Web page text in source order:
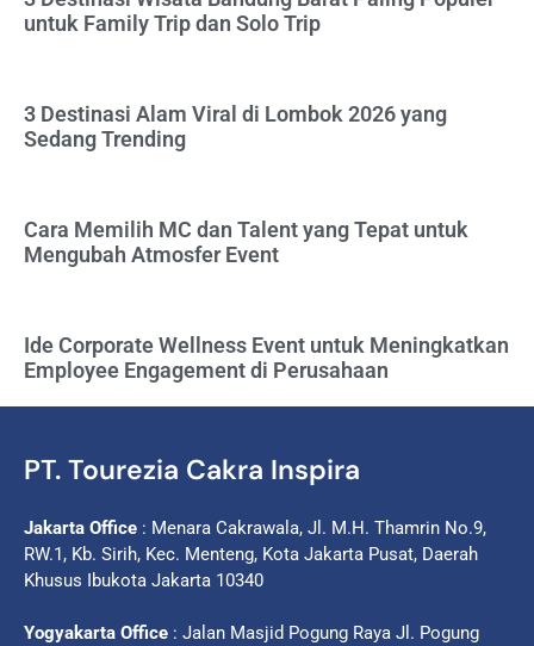
untuk Family Trip dan Solo Trip
3 Destinasi Alam Viral di Lombok 2026 yang
Sedang Trending
Cara Memilih MC dan Talent yang Tepat untuk
Mengubah Atmosfer Event
Ide Corporate Wellness Event untuk Meningkatkan
Employee Engagement di Perusahaan
PT. Tourezia Cakra Inspira
Jakarta Office : Menara Cakrawala, Jl. M.H. Thamrin No.9,
RW.1, Kb. Sirih, Kec. Menteng, Kota Jakarta Pusat, Daerah
Khusus Ibukota Jakarta 10340
Yogyakarta Office : Jalan Masjid Pogung Raya Jl. Pogung